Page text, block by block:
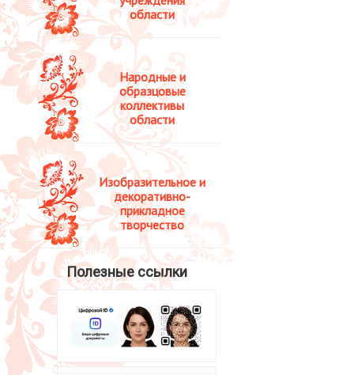
области
Народные и
образцовые
коллективы
области
Изобразительное и
декоративно-
прикладное
творчество
Полезные ссылки